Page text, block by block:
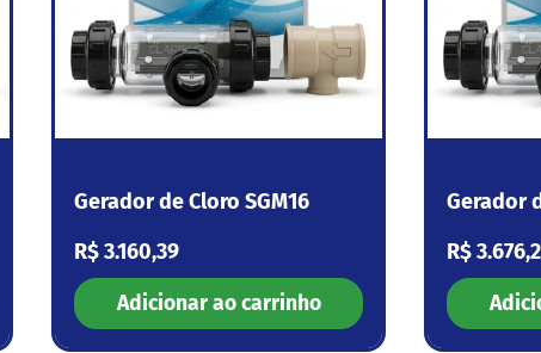
Gerador de Cloro SGM16
Preço normal
R$ 3.160,39
Adicionar ao carrinho
Gerador
Preço
R$